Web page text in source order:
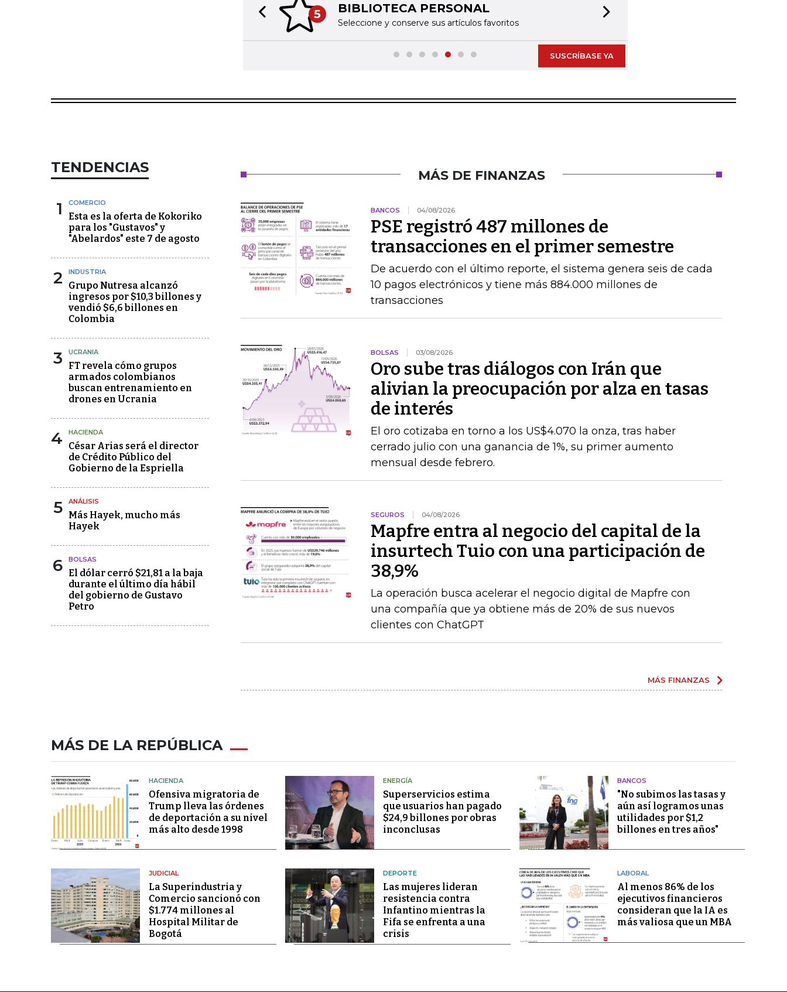
5 BIBLIOTECA PERSONAL
Seleccione y conserve sus artículos favoritos
Previous slide
SUSCRÍBASE YA
TENDENCIAS
1 COMERCIO
Esta es la oferta de Kokoriko
para los "Gustavos" y
"Abelardos" este 7 de agosto
2 INDUSTRIA
Grupo Nutresa alcanzó
ingresos por $10,3 billones y
vendió $6,6 billones en
Colombia
3 UCRANIA
FT revela cómo grupos
armados colombianos
buscan entrenamiento en
drones en Ucrania
4 HACIENDA
César Arias será el director
de Crédito Público del
Gobierno de la Espriella
5 ANÁLISIS
Más Hayek, mucho más
Hayek
6 BOLSAS
El dólar cerró $21,81 a la baja
durante el último día hábil
del gobierno de Gustavo
Petro
MÁS DE FINANZAS
BANCOS 04/08/2026
PSE registró 487 millones de
transacciones en el primer semestre
De acuerdo con el último reporte, el sistema genera seis de cada
10 pagos electrónicos y tiene más 884.000 millones de
transacciones
BOLSAS 03/08/2026
Oro sube tras diálogos con Irán que
alivian la preocupación por alza en tasas
de interés
El oro cotizaba en torno a los US$4.070 la onza, tras haber
cerrado julio con una ganancia de 1%, su primer aumento
mensual desde febrero.
SEGUROS 04/08/2026
Mapfre entra al negocio del capital de la
insurtech Tuio con una participación de
38,9%
La operación busca acelerar el negocio digital de Mapfre con
una compañía que ya obtiene más de 20% de sus nuevos
clientes con ChatGPT
MÁS FINANZAS
MÁS DE LA REPÚBLICA
HACIENDA
Ofensiva migratoria de
Trump lleva las órdenes
de deportación a su nivel
más alto desde 1998
ENERGÍA
Superservicios estima
que usuarios han pagado
$24,9 billones por obras
inconclusas
BANCOS
"No subimos las tasas y
aún así logramos unas
utilidades por $1,2
billones en tres años"
JUDICIAL
La Superindustria y
Comercio sancionó con
$1.774 millones al
Hospital Militar de
Bogotá
DEPORTE
Las mujeres lideran
resistencia contra
Infantino mientras la
Fifa se enfrenta a una
crisis
LABORAL
Al menos 86% de los
ejecutivos financieros
consideran que la IA es
más valiosa que un MBA